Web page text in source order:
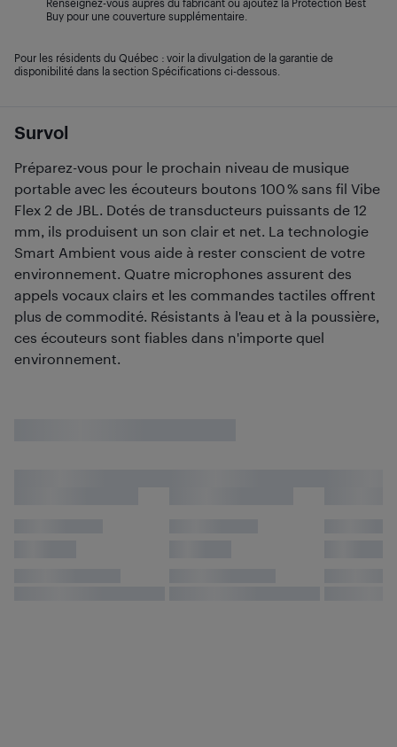
Survol
Préparez-vous pour le prochain niveau de musique
portable avec les écouteurs boutons 100 % sans fil Vibe
Flex 2 de JBL. Dotés de transducteurs puissants de 12
mm, ils produisent un son clair et net. La technologie
Smart Ambient vous aide à rester conscient de votre
environnement. Quatre microphones assurent des
appels vocaux clairs et les commandes tactiles offrent
plus de commodité. Résistants à l'eau et à la poussière,
ces écouteurs sont fiables dans n'importe quel
environnement.
Renseignez-vous auprès du fabricant ou ajoutez la Protection Best
Buy pour une couverture supplémentaire.
Pour les résidents du Québec : voir la divulgation de la garantie de
disponibilité dans la section Spécifications ci-dessous.